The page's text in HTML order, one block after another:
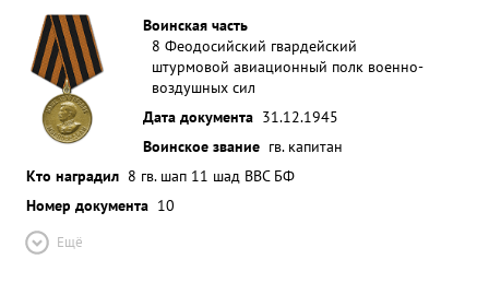
Воинская часть
8 Феодосийский гвардейский
штурмовой авиационный полк военно-
воздушных сил
Дата документа 31.12.1945
Воинское звание гв. капитан
Кто наградил 8 гв. шап 11 шад ВВС БФ
Номер документа 10
Ещё